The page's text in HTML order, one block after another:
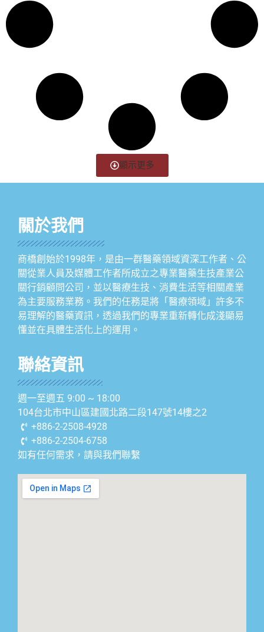
顯示更多
關於我們
商橋創始於1998年，是由一群醫藥領域資深工作者、公
關從業人員及媒體工作者所成立之專業醫藥生技產業公
關行銷顧問公司，並以醫療生技、消費生活等相關產業
為主要服務業務。我們的任務是將「醫療領域」許多不
易理解的醫藥資訊，透過我們的專業重新轉化成淺顯易
懂並在具體生活化上的運用。
聯絡資訊
週一至週五 9:00 ~ 18:00
104台北市中山區建國北路二段147號14樓之2
+886-2-2508-4928
+886-2-2504-6758
如有任何需求，請與我們聯繫